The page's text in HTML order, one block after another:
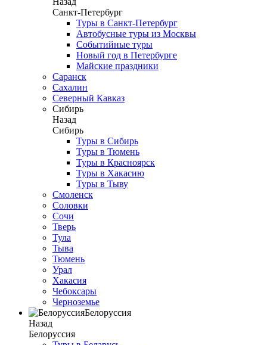
Санкт-Петербург
Туры в Санкт-Петербург
Автобусные туры из Москвы
Событийные туры
Новый год в Петербурге
Майские праздники
Саранск
Сахалин
Северный Кавказ
Сибирь
Назад
Сибирь
Туры в Сибирь
Туры в Тюмень
Туры в Красноярск
Туры в Хакасию
Туры в Тыву
Смоленск
Соловки
Сочи
Тверь
Тула
Тыва
Тюмень
Урал
Хакасия
Чебоксары
Черноземье
Белоруссия
Назад
Белоруссия